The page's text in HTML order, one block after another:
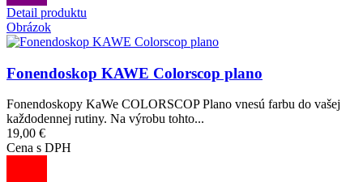
Detail produktu
Obrázok
Fonendoskop KAWE Colorscop plano
Fonendoskopy KaWe COLORSCOP Plano vnesú farbu do vašej
každodennej rutiny. Na výrobu tohto...
19,00 €
Cena s DPH